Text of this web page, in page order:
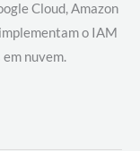
Cloud, Amazon
o IAM
nuvem.